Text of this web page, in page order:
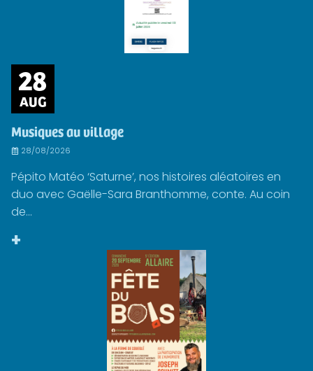
28
AUG
Musiques au village
28/08/2026
Pépito Matéo ‘Saturne’, nos histoires aléatoires en
duo avec Gaëlle-Sara Branthomme, conte. Au coin
de...
+